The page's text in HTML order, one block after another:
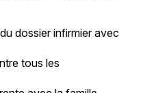
dossier infirmier avec
tous les